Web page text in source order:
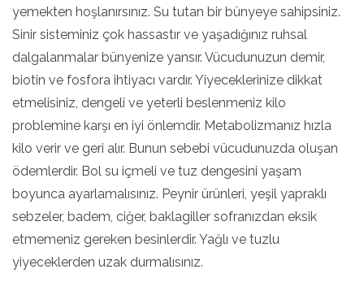
yemekten hoşlanırsınız. Su tutan bir bünyeye sahipsiniz.
Sinir sisteminiz çok hassastır ve yaşadığınız ruhsal
dalgalanmalar bünyenize yansır. Vücudunuzun demir,
biotin ve fosfora ihtiyacı vardır. Yiyeceklerinize dikkat
etmelisiniz, dengeli ve yeterli beslenmeniz kilo
problemine karşı en iyi önlemdir. Metabolizmanız hızla
kilo verir ve geri alır. Bunun sebebi vücudunuzda oluşan
ödemlerdir. Bol su içmeli ve tuz dengesini yaşam
boyunca ayarlamalısınız. Peynir ürünleri, yeşil yapraklı
sebzeler, badem, ciğer, baklagiller sofranızdan eksik
etmemeniz gereken besinlerdir. Yağlı ve tuzlu
yiyeceklerden uzak durmalısınız.